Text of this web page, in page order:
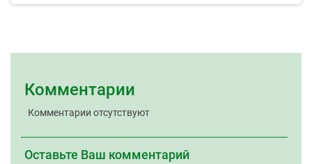
Комментарии
Комментарии отсутствуют
Оставьте Ваш комментарий